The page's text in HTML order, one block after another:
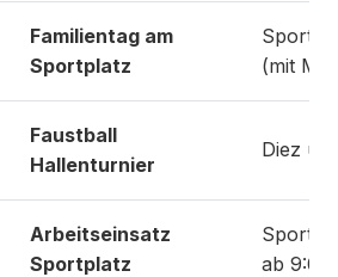
Familientag am
Sportplatz
(mit
Faustball
Hallenturnier
Diez
Arbeitseinsatz
Sportplatz
ab 9:00